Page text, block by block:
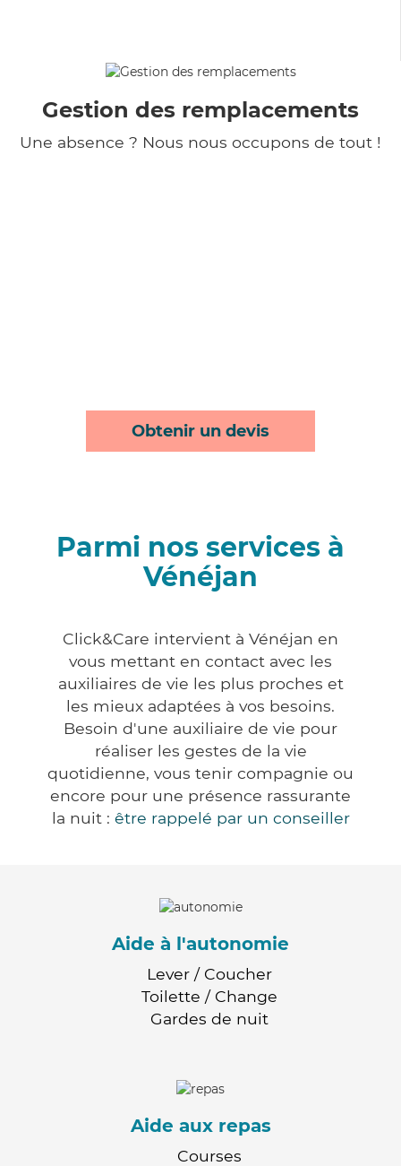
Gestion des remplacements
Une absence ? Nous nous occupons de tout !
Obtenir un devis
Parmi nos services à
Vénéjan
Click&Care intervient à Vénéjan en
vous mettant en contact avec les
auxiliaires de vie les plus proches et
les mieux adaptées à vos besoins.
Besoin d'une auxiliaire de vie pour
réaliser les gestes de la vie
quotidienne, vous tenir compagnie ou
encore pour une présence rassurante
la nuit : être rappelé par un conseiller
Aide à l'autonomie
Lever / Coucher
Toilette / Change
Gardes de nuit
Aide aux repas
Courses